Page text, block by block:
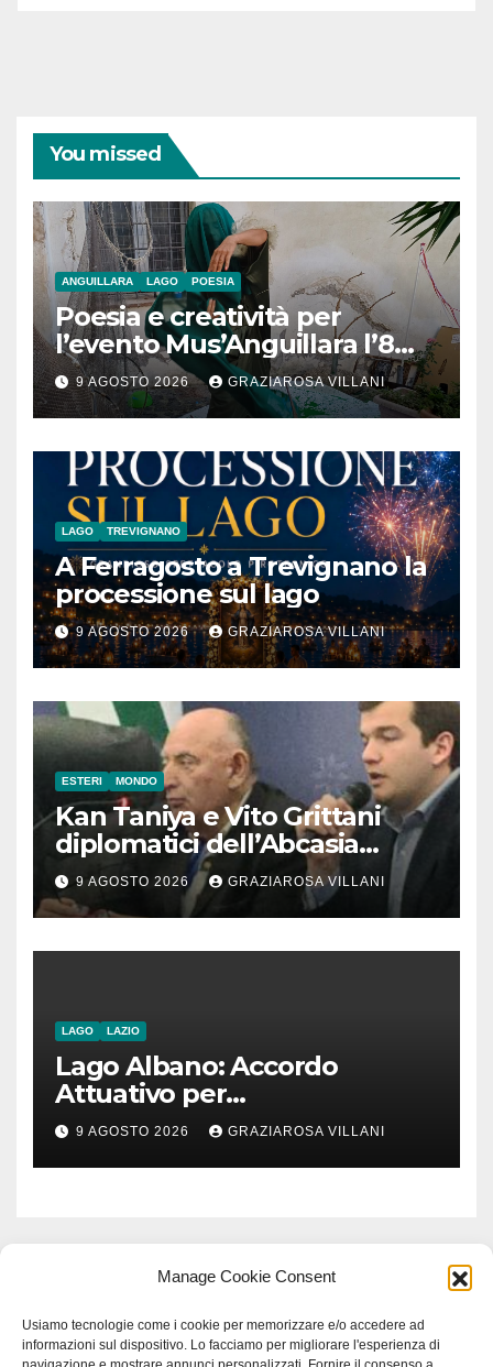
Manage Cookie Consent
Usiamo tecnologie come i cookie per memorizzare e/o accedere ad
informazioni sul dispositivo. Lo facciamo per migliorare l'esperienza di
You missed
ANGUILLARA LAGO POESIA
Poesia e creatività per
l’evento Mus’Anguillara l’8
agosto 2026 al Museo
Contadino
9 AGOSTO 2026 GRAZIAROSA VILLANI
LAGO TREVIGNANO
A Ferragosto a Trevignano la
processione sul lago
9 AGOSTO 2026 GRAZIAROSA VILLANI
ESTERI MONDO
Kan Taniya e Vito Grittani
diplomatici dell’Abcasia
contro nota del governo
romeno. “Non si può invocare
la costruzione di ponti e allo
stesso tempo condannare
9 AGOSTO 2026 GRAZIAROSA VILLANI
LAGO LAZIO
Lago Albano: Accordo
Attuativo per
l’interconnessione
acquedottistica da 29,5
milioni di euro
9 AGOSTO 2026 GRAZIAROSA VILLANI